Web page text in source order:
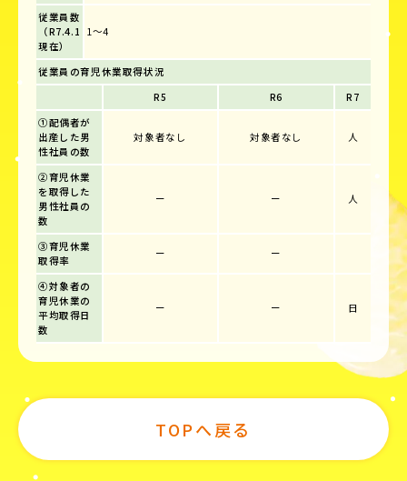
従業員数
（R7.4.1
現在）
1～4
従業員の育児休業取得状況
R5
R6
R7
①配偶者が
出産した男
性社員の数
対象者なし 対象者なし 人
②育児休業
を取得した
男性社員の
数
ー ー 人
③育児休業
取得率
ー ー
④対象者の
育児休業の
平均取得日
数
ー ー 日
TOPへ戻る